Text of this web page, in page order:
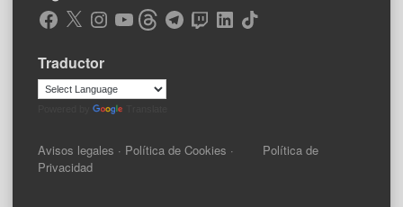
Facebook
X Instagram
YouTubeThreadsTelegramTwitchLinkedIn
TikTok
Traductor
Avisos legales · Política de Cookies · Política de
Privacidad